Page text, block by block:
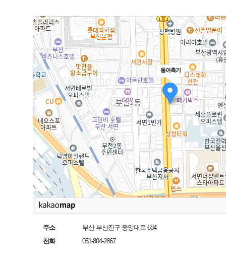
동아측기
주소
부산 부산진구 중앙대로 684
전화
051-804-2867